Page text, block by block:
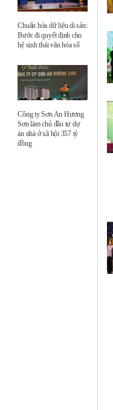
Chuẩn hóa dữ liệu di sản:
Bước đi quyết định cho
hệ sinh thái văn hóa số
Công ty Sơn An Hương
Sơn làm chủ đầu tư dự
án nhà ở xã hội 357 tỷ
đồng